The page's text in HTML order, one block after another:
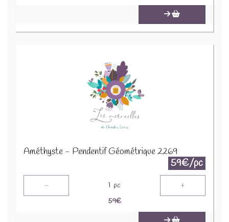
Améthyste - Pendentif Géométrique 2269
59€/pc
- 1 pc +
59€